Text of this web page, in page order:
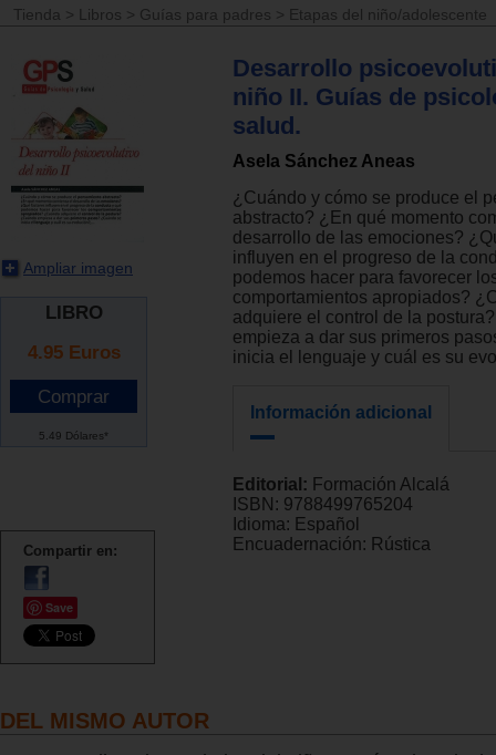
Tienda > Libros > Guías para padres > Etapas del niño/adolescente
Ampliar imagen
LIBRO
4.95 Euros
5.49 Dólares*
Compartir en:
Save
Desarrollo
niño II. Guías de
salud.
Asela Sánchez Aneas
¿Cuándo y cómo se produce el
abstracto? ¿En qué momento
desarrollo de las emociones?
influyen en el progreso de la
podemos hacer para favorecer
comportamientos apropiados?
adquiere el control de la
empieza a dar sus primeros
inicia el lenguaje y cuál es su
Información adicional
Editorial: Formación Alcalá
ISBN: 9788499765204
Idioma: Español
Encuadernación: Rústica
DEL MISMO AUTOR